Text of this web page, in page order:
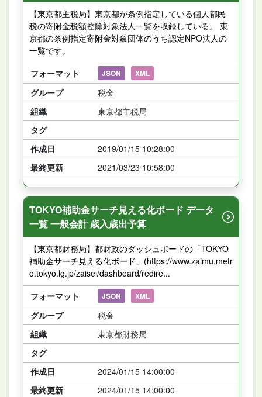
【東京都主税局】東京都が条例指定している個人都民
税の寄附金税額控除対象法人一覧を収録している。 東
京都の条例指定寄附金対象団体のうち認定NPO法人の
一覧です。
フォーマット
JSON XML
グループ
税金
組織
東京都主税局
タグ
作成日
2019/01/15 10:28:00
最終更新
2021/03/23 10:58:00
TOKYO補助金サーチ見える化ボード データ
一覧 一般会計 歳入歳出予算
【東京都財務局】都財政のダッシュボードの「TOKYO
補助金サーチ見える化ボード」(https://www.zaimu.metr
o.tokyo.lg.jp/zaisei/dashboard/redire...
フォーマット
JSON XML
グループ
税金
組織
東京都財務局
タグ
作成日
2024/01/15 14:00:00
最終更新
2024/01/15 14:00:00